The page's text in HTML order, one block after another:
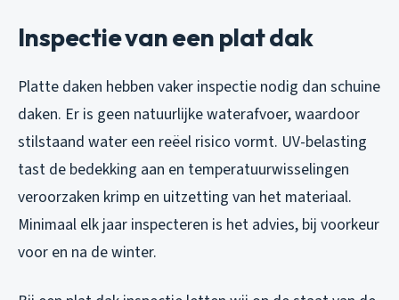
Inspectie van een plat dak
Platte daken hebben vaker inspectie nodig dan schuine
daken. Er is geen natuurlijke waterafvoer, waardoor
stilstaand water een reëel risico vormt. UV-belasting
tast de bedekking aan en temperatuurwisselingen
veroorzaken krimp en uitzetting van het materiaal.
Minimaal elk jaar inspecteren is het advies, bij voorkeur
voor en na de winter.